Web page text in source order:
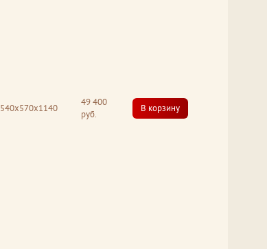
540x570x1140
49 400
руб.
В корзину